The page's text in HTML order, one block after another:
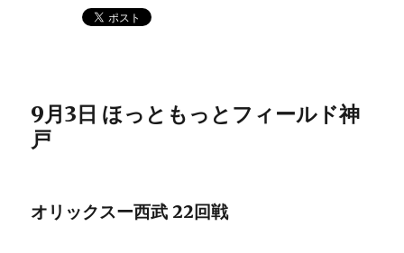
9月3日 ほっともっとフィールド神
戸
オリックスー西武 22回戦